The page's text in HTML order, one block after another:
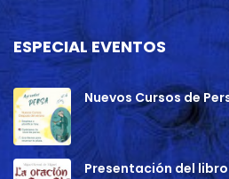
ESPECIAL EVENTOS
Nuevos Cursos de
Presentación del libro